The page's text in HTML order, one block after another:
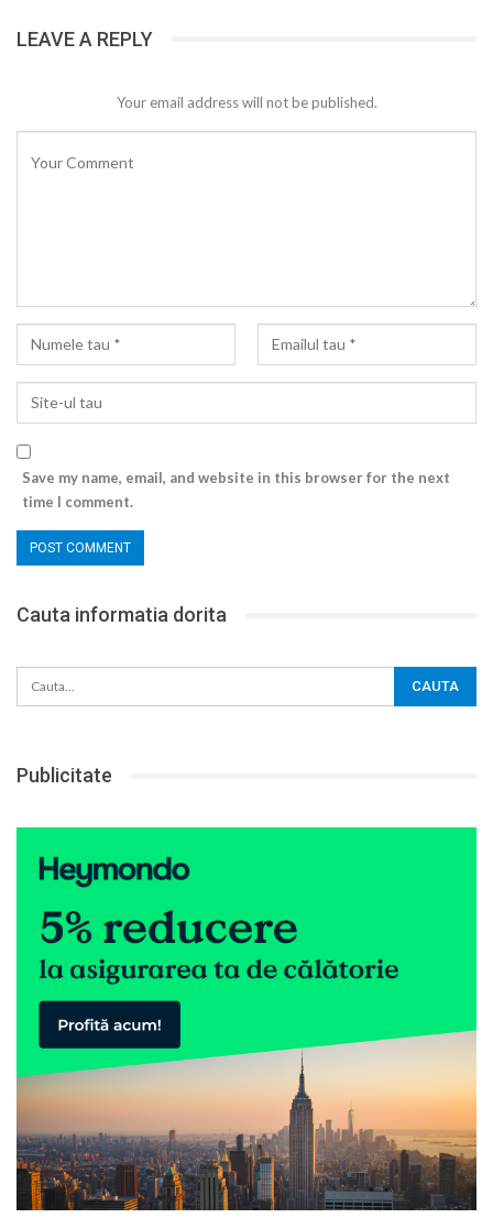
LEAVE A REPLY
Your email address will not be published.
Save my name, email, and website in this browser for the next
time I comment.
Cauta informatia dorita
Publicitate